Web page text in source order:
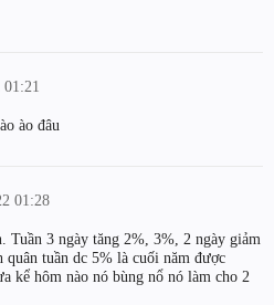
ào đâu
01:28
Tuần 3 ngày tăng 2%, 3%, 2 ngày giảm
tuần dc 5% là cuối năm được
kể hôm nào nó bùng nổ nó làm cho 2